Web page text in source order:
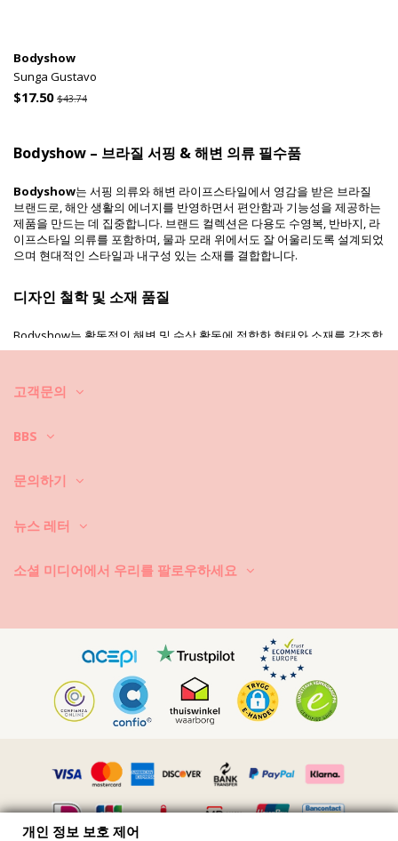
Bodyshow
Sunga Gustavo
$17.50 $43.74
Bodyshow – 브라질 서핑 & 해변 의류 필수품
Bodyshow는 서핑 의류와 해변 라이프스타일에서 영감을 받은 브라질
브랜드로, 해안 생활의 에너지를 반영하면서 편안함과 기능성을 제공하는
제품을 만드는 데 집중합니다. 브랜드 컬렉션은 다용도 수영복, 반바지, 라
이프스타일 의류를 포함하며, 물과 모래 위에서도 잘 어울리도록 설계되었
으며 현대적인 스타일과 내구성 있는 소재를 결합합니다.
디자인 철학 및 소재 품질
Bodyshow는 활동적인 해변 및 수상 활동에 적합한 형태와 소재를 강조합
니다. 각 제품은 편안함, 내구성, 적응성을 위해 고품질 소재로 제작되어 해
브랜드는 서핑 문화와 캐주얼한 해변 생활에서 영감을 얻습니다. 수영 반
었으며 현대적이고 세련된 미학을 유지합니다.
편안함, 기능성 및 일상 착용
다. 세심한 제작으로 의류가 태양, 모래, 물에 자주 노출되어도 형태와 착용
활기찬 해변 라이프를 위한 디자인
편안한 해변 산책부터 수영장 모임까지, Bodyshow는 다용도, 스타일리
시, 기능적인 제품을 제공하며 활기찬 여름 라이프스타일에 맞게 조절되어
생동감 있는 해변 패션을 즐기는 사람들에게 인기입니다.
고객문의
BBS
문의하기
뉴스 레터
소셜 미디어에서 우리를 팔로우하세요
개인 정보 보호 제어